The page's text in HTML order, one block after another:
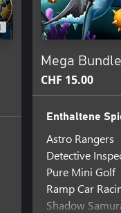
Mega
CHF 15.00
Enthaltene
Astro Rangers
Detective
Pure Mini Golf
Ramp Car
Shadow